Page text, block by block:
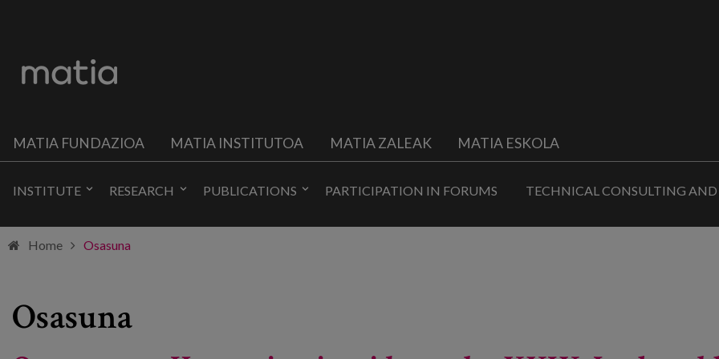
MATIA FUNDAZIOA MATIA INSTITUTOA MATIA ZALEAK MATIA ESKOLA
INSTITUTE RESEARCH PUBLICATIONS PARTICIPATION IN FORUMS TECHNICAL CONSULTING
Home Osasuna
Osasuna